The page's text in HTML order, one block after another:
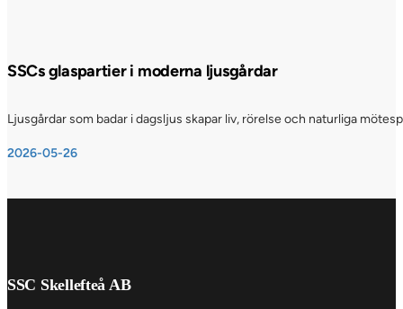
SSCs glaspartier i moderna ljusgårdar
Ljusgårdar som badar i dagsljus skapar liv, rörelse och naturliga
2026-05-26
SSC Skellefteå AB